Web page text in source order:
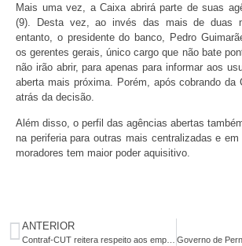
Mais uma vez, a Caixa abrirá parte de suas
(9). Desta vez, ao invés das mais de duas
entanto, o presidente do banco, Pedro
os gerentes gerais, único cargo que não bate
não irão abrir, para apenas para informar aos
aberta mais próxima. Porém, após cobrando da
atrás da decisão.
Além disso, o perfil das agências abertas
na periferia para outras mais centralizadas e
moradores tem maior poder aquisitivo.
ANTERIOR